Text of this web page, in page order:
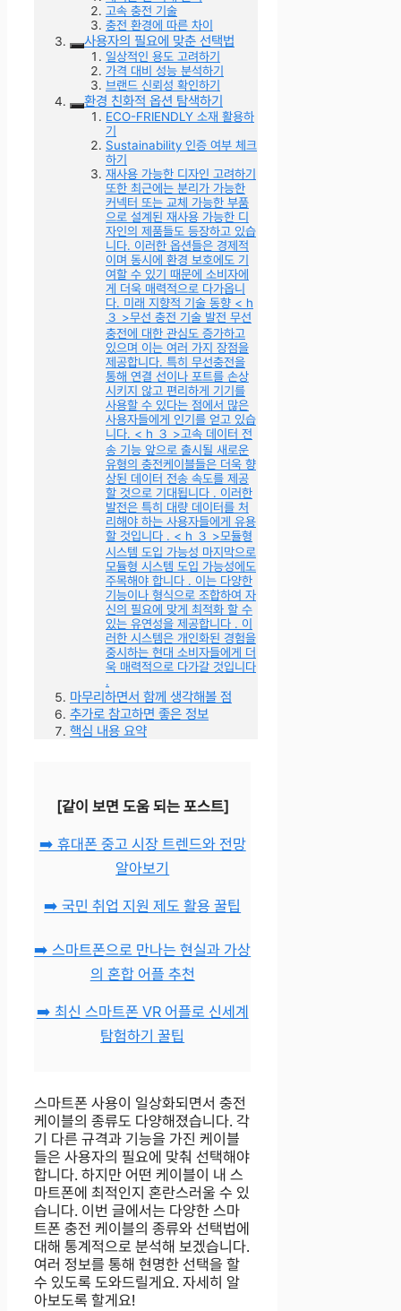
고속 충전 기술
충전 환경에 따른 차이
사용자의 필요에 맞춘 선택법
일상적인 용도 고려하기
가격 대비 성능 분석하기
브랜드 신뢰성 확인하기
환경 친화적 옵션 탐색하기
ECO-FRIENDLY 소재 활용하
기
Sustainability 인증 여부 체크
하기
재사용 가능한 디자인 고려하기
또한 최근에는 분리가 가능한
커넥터 또는 교체 가능한 부품
으로 설계된 재사용 가능한 디
자인의 제품들도 등장하고 있습
니다. 이러한 옵션들은 경제적
이며 동시에 환경 보호에도 기
여할 수 있기 때문에 소비자에
게 더욱 매력적으로 다가옵니
다. 미래 지향적 기술 동향 < h
３ >무선 충전 기술 발전 무선
충전에 대한 관심도 증가하고
있으며 이는 여러 가지 장점을
제공합니다. 특히 무선충전을
통해 연결 선이나 포트를 손상
시키지 않고 편리하게 기기를
사용할 수 있다는 점에서 많은
사용자들에게 인기를 얻고 있습
니다. < h ３ >고속 데이터 전
송 기능 앞으로 출시될 새로운
유형의 충전케이블들은 더욱 향
상된 데이터 전송 속도를 제공
할 것으로 기대됩니다 . 이러한
발전은 특히 대량 데이터를 처
리해야 하는 사용자들에게 유용
할 것입니다 . < h ３ >모듈형
시스템 도입 가능성 마지막으로
모듈형 시스템 도입 가능성에도
주목해야 합니다 . 이는 다양한
기능이나 형식으로 조합하여 자
신의 필요에 맞게 최적화 할 수
있는 유연성을 제공합니다 . 이
러한 시스템은 개인화된 경험을
중시하는 현대 소비자들에게 더
욱 매력적으로 다가갈 것입니다
.
마무리하면서 함께 생각해볼 점
추가로 참고하면 좋은 정보
핵심 내용 요약
[같이 보면 도움 되는 포스트]
➡️ 휴대폰 중고 시장 트렌드와 전망
알아보기
➡️ 국민 취업 지원 제도 활용 꿀팁
➡️ 스마트폰으로 만나는 현실과 가상
의 혼합 어플 추천
➡️ 최신 스마트폰 VR 어플로 신세계
탐험하기 꿀팁
스마트폰 사용이 일상화되면서 충전
케이블의 종류도 다양해졌습니다. 각
기 다른 규격과 기능을 가진 케이블
들은 사용자의 필요에 맞춰 선택해야
합니다. 하지만 어떤 케이블이 내 스
마트폰에 최적인지 혼란스러울 수 있
습니다. 이번 글에서는 다양한 스마
트폰 충전 케이블의 종류와 선택법에
대해 통계적으로 분석해 보겠습니다.
여러 정보를 통해 현명한 선택을 할
수 있도록 도와드릴게요. 자세히 알
아보도록 할게요!